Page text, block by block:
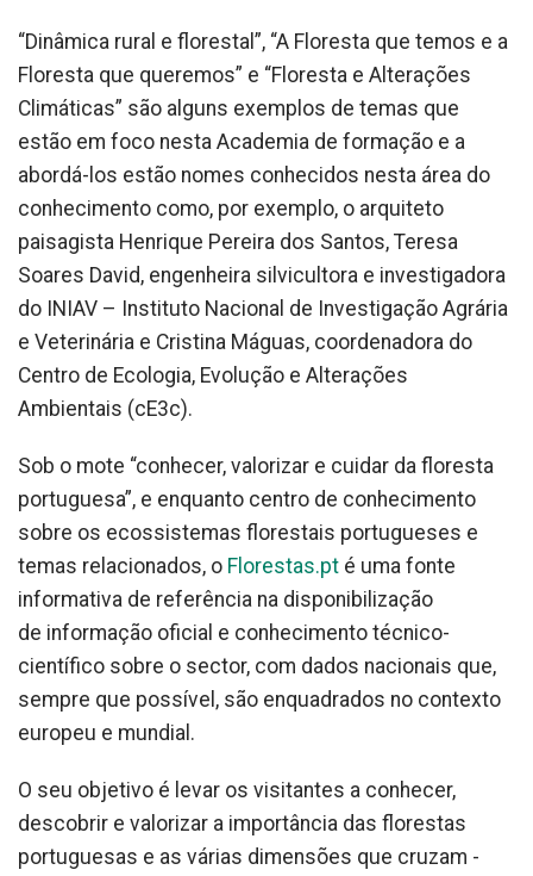
“Dinâmica rural e florestal”, “A Floresta que temos e a
Floresta que queremos” e “Floresta e Alterações
Climáticas” são alguns exemplos de temas que
estão em foco nesta Academia de formação e a
abordá-los estão nomes conhecidos nesta área do
conhecimento como, por exemplo, o arquiteto
paisagista Henrique Pereira dos Santos, Teresa
Soares David, engenheira silvicultora e investigadora
do INIAV – Instituto Nacional de Investigação Agrária
e Veterinária e Cristina Máguas, coordenadora do
Centro de Ecologia, Evolução e Alterações
Ambientais (cE3c).
Sob o mote “conhecer, valorizar e cuidar da floresta
portuguesa”, e enquanto centro de conhecimento
sobre os ecossistemas florestais portugueses e
temas relacionados, o Florestas.pt é uma fonte
informativa de referência na disponibilização
de informação oficial e conhecimento técnico-
científico sobre o sector, com dados nacionais que,
sempre que possível, são enquadrados no contexto
europeu e mundial.
O seu objetivo é levar os visitantes a conhecer,
descobrir e valorizar a importância das florestas
portuguesas e as várias dimensões que cruzam -